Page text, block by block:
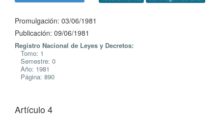
Promulgación: 03/06/1981
Publicación: 09/06/1981
Registro Nacional de Leyes y Decretos:
Tomo: 1
Semestre: 0
Año: 1981
Página: 890
Artículo 4